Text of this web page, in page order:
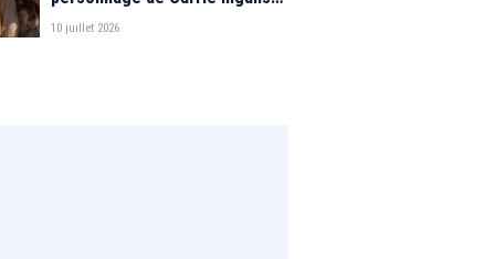
est absente de la nouvelle
10 juillet 2026